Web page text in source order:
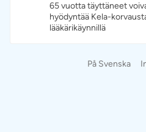
65 vuotta täyttäneet
hyödyntää Kela-
lääkärikäynnillä
På Svenska